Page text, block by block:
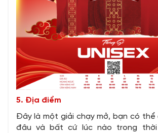
5. Địa điểm
Đây là một giải chạy mở, bạn có
đâu và bất cứ lúc nào trong